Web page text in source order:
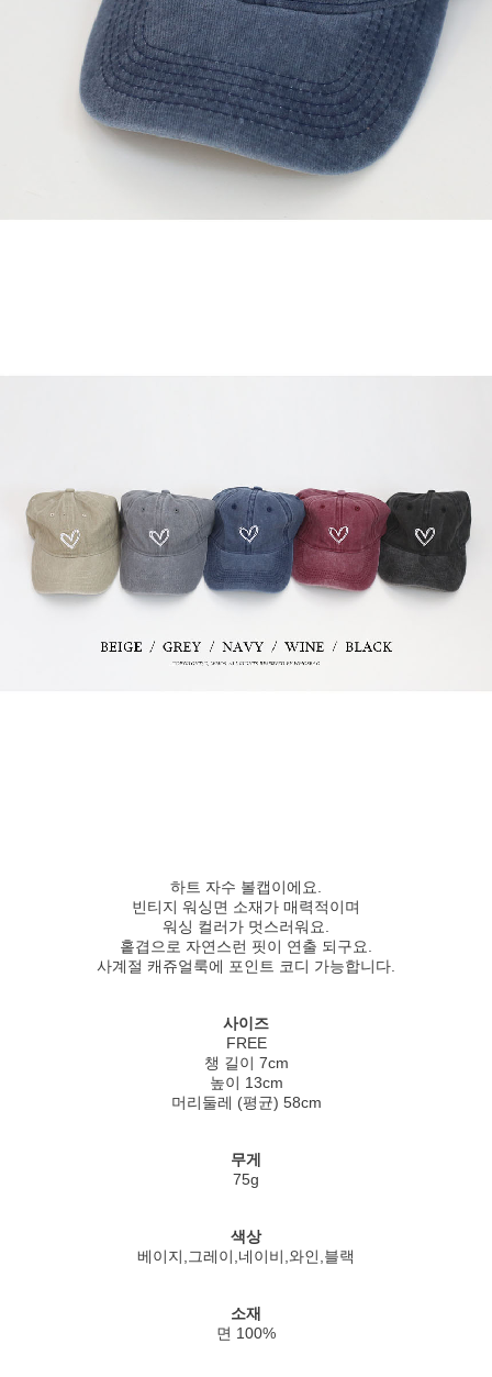
하트 자수 볼캡이에요.
빈티지 워싱면 소재가 매력적이며
워싱 컬러가 멋스러워요.
홑겹으로 자연스런 핏이 연출 되구요.
사계절 캐쥬얼룩에 포인트 코디 가능합니다.
사이즈
FREE
챙 길이 7cm
높이 13cm
머리둘레 (평균) 58cm
무게
75g
색상
베이지,그레이,네이비,와인,블랙
소재
면 100%